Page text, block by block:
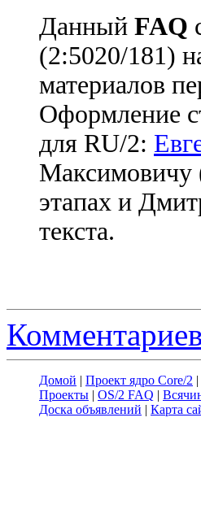
Данный FAQ
(2:5020/181)
материалов
Оформление
для RU/2:
Максимовичу
этапах и
текста.
Домой | Проект ядро Core/2 |
Проекты | OS/2 FAQ |
Доска объявлений | Карта